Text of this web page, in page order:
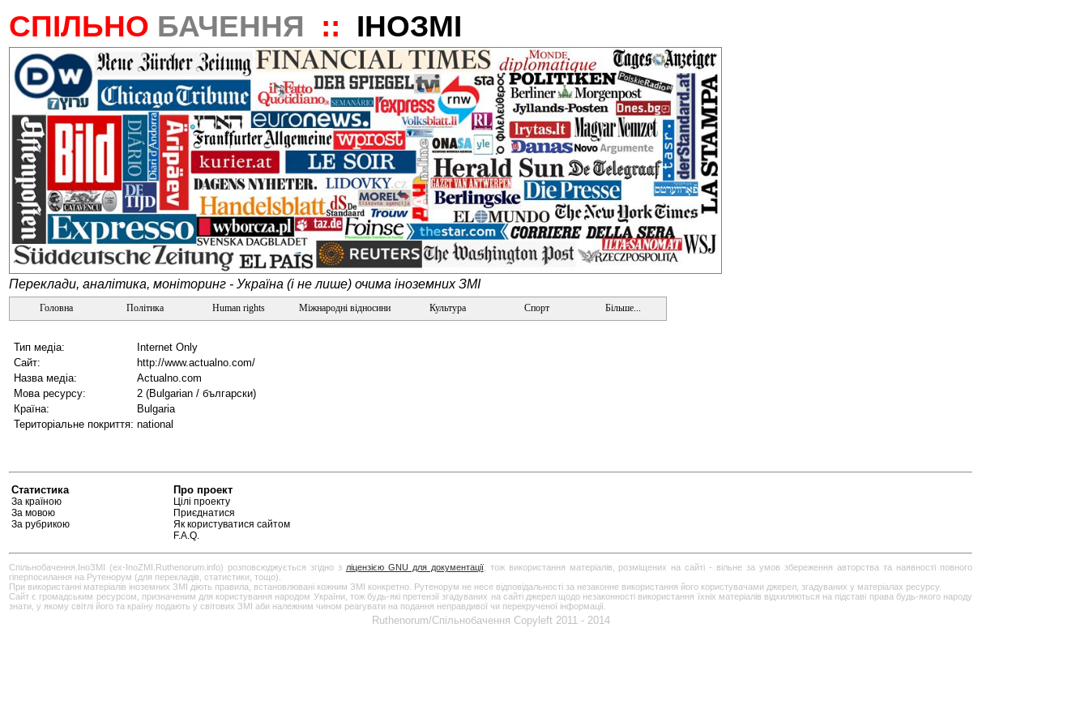
СПІЛЬНО БАЧЕННЯ :: ІНОЗМІ
Переклади, аналітика, моніторинг - Україна (і не лише) очима іноземних ЗМІ
Головна Політика Human rights Міжнародні відносини Культура Спорт Більше...
Тип медіа:
Internet Only
Сайт:
http://www.actualno.com/
Назва медіа:
Actualno.com
Мова ресурсу:
2 (Bulgarian / български)
Країна:
Bulgaria
Територіальне покриття: national
Статистика
За країною
За мовою
За рубрикою
Про проект
Цілі проекту
Приєднатися
Як користуватися сайтом
F.A.Q.
Спільнобачення.ІноЗМІ (ex-InoZMI.Ruthenorum.info) розповсюджується згідно з ліцензією GNU для документації, тож використання матеріалів, розміщених на сайті - вільне за умов збереження авторства та наявності повного
гіперпосилання на Рутенорум (для перекладів, статистики, тощо).
При використанні матеріалів іноземних ЗМІ діють правила, встановлювані кожним ЗМІ конкретно. Рутенорум не несе відповідальності за незаконне використання його користувачами джерел, згадуваних у матеріалах ресурсу.
Сайт є громадським ресурсом, призначеним для користування народом України, тож будь-які претензії згадуваних на сайті джерел щодо незаконності використання їхніх матеріалів відхиляються на підставі права будь-якого народу
знати, у якому світлі його та країну подають у світових ЗМІ аби належним чином реагувати на подання неправдивої чи перекрученої інформації.
Ruthenorum/Спільнобачення Copyleft 2011 - 2014